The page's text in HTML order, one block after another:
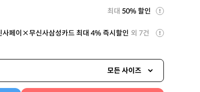
최대 50% 할인
사페이×무신사삼성카드 최대 4% 즉시할인 외 7건
모든 사이즈